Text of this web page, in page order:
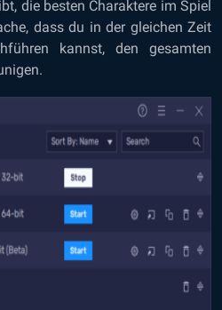
die besten Charaktere im Spiel
dass du in der gleichen Zeit
kannst, den gesamten